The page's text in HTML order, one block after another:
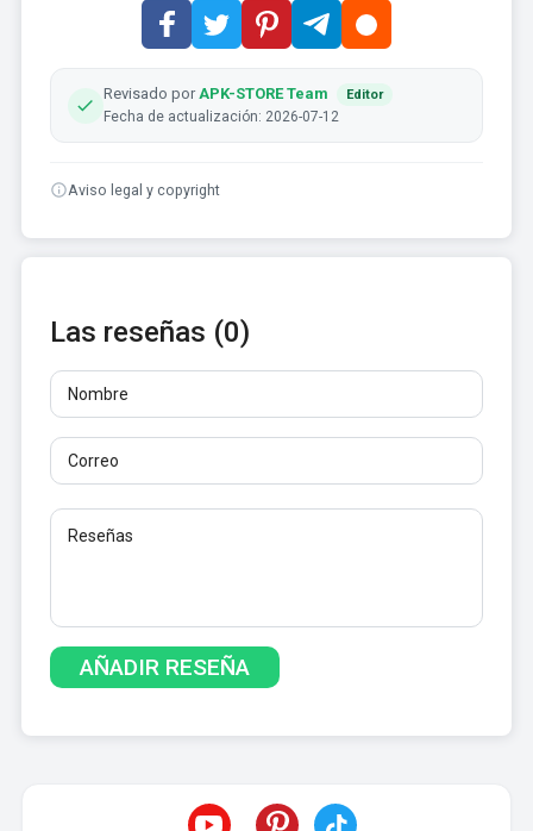
Revisado porAPK-STORE Team Editor
Fecha de actualización: 2026-07-12
Aviso legal y copyright
Las reseñas (0)
Nombre
Correo
Reseñas
Al menos 10 caracteres. No se permiten enlaces.